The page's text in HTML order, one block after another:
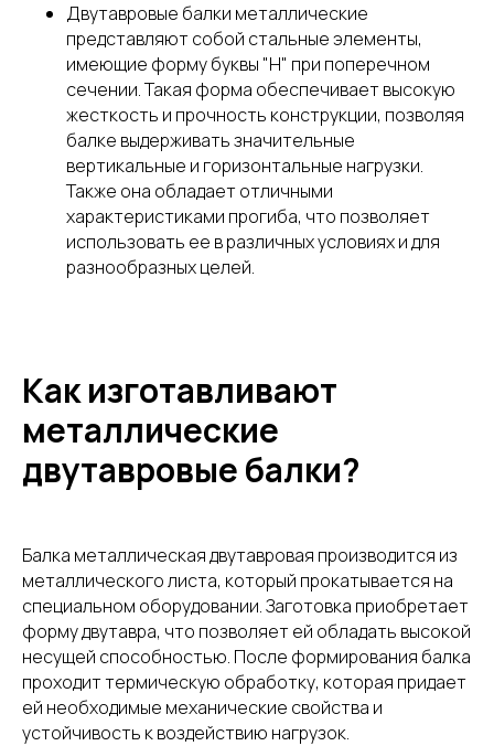
Двутавровые балки металлические
представляют собой стальные элементы,
имеющие форму буквы "H" при поперечном
сечении. Такая форма обеспечивает высокую
жесткость и прочность конструкции, позволяя
балке выдерживать значительные
вертикальные и горизонтальные нагрузки.
Также она обладает отличными
характеристиками прогиба, что позволяет
использовать ее в различных условиях и для
разнообразных целей.
Как изготавливают
металлические
двутавровые балки?
Балка металлическая двутавровая производится из
металлического листа, который прокатывается на
специальном оборудовании. Заготовка приобретает
форму двутавра, что позволяет ей обладать высокой
несущей способностью. После формирования балка
проходит термическую обработку, которая придает
ей необходимые механические свойства и
устойчивость к воздействию нагрузок.